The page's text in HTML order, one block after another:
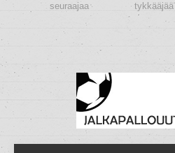
seuraajaa tykkääjää